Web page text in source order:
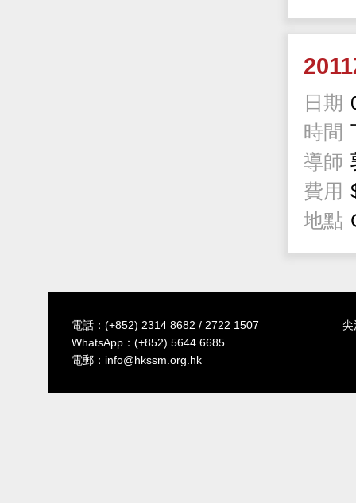
日期
時間
導師
費用
地點
電話： (+852) 2314 8682 / 2722 1507
WhatsApp： (+852) 5644 6685
電郵： info@hkssm.org.hk
尖